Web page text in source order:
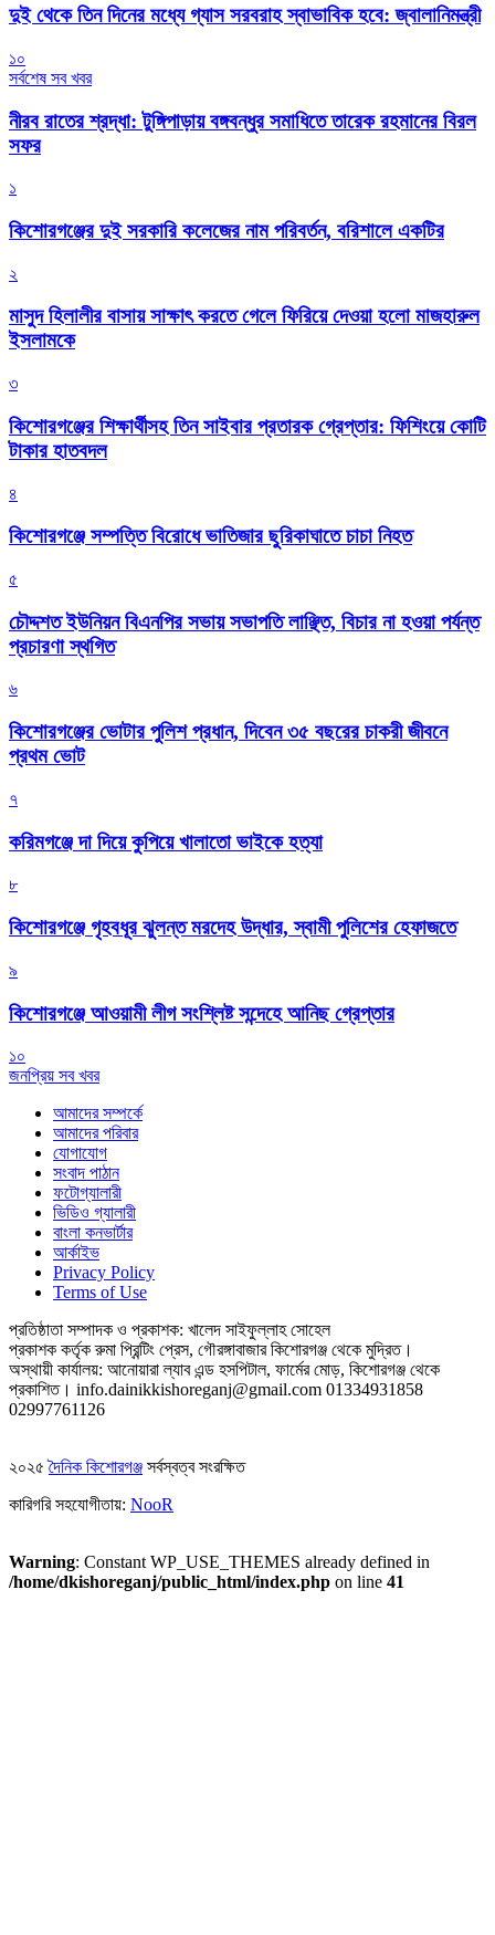
দুই থেকে তিন দিনের মধ্যে গ্যাস সরবরাহ স্বাভাবিক হবে: জ্বালানিমন্ত্রী
১০
সর্বশেষ সব খবর
নীরব রাতের শ্রদ্ধা: টুঙ্গিপাড়ায় বঙ্গবন্ধুর সমাধিতে তারেক রহমানের বিরল
সফর
১
কিশোরগঞ্জের দুই সরকারি কলেজের নাম পরিবর্তন, বরিশালে একটির
২
মাসুদ হিলালীর বাসায় সাক্ষাৎ করতে গেলে ফিরিয়ে দেওয়া হলো মাজহারুল
ইসলামকে
৩
কিশোরগঞ্জের শিক্ষার্থীসহ তিন সাইবার প্রতারক গ্রেপ্তার: ফিশিংয়ে কোটি
টাকার হাতবদল
৪
কিশোরগঞ্জে সম্পত্তি বিরোধে ভাতিজার ছুরিকাঘাতে চাচা নিহত
৫
চৌদ্দশত ইউনিয়ন বিএনপির সভায় সভাপতি লাঞ্ছিত, বিচার না হওয়া পর্যন্ত
প্রচারণা স্থগিত
৬
কিশোরগঞ্জের ভোটার পুলিশ প্রধান, দিবেন ৩৫ বছরের চাকরী জীবনে
প্রথম ভোট
৭
করিমগঞ্জে দা দিয়ে কুপিয়ে খালাতো ভাইকে হত্যা
৮
কিশোরগঞ্জে গৃহবধূর ঝুলন্ত মরদেহ উদ্ধার, স্বামী পুলিশের হেফাজতে
৯
কিশোরগঞ্জে আওয়ামী লীগ সংশ্লিষ্ট সন্দেহে আনিছ গ্রেপ্তার
১০
জনপ্রিয় সব খবর
আমাদের সম্পর্কে
আমাদের পরিবার
যোগাযোগ
সংবাদ পাঠান
ফটোগ্যালারী
ভিডিও গ্যালারী
বাংলা কনভার্টার
আর্কাইভ
Privacy Policy
Terms of Use
প্রতিষ্ঠাতা সম্পাদক ও প্রকাশক: খালেদ সাইফুল্লাহ সোহেল
প্রকাশক কর্তৃক রুমা প্রিন্টিং প্রেস, গৌরঙ্গাবাজার কিশোরগঞ্জ থেকে মুদ্রিত।
অস্থায়ী কার্যালয়: আনোয়ারা ল্যাব এন্ড হসপিটাল, ফার্মের মোড়, কিশোরগঞ্জ থেকে
প্রকাশিত। info.dainikkishoreganj@gmail.com 01334931858
02997761126
২০২৫দৈনিক কিশোরগঞ্জ সর্বস্বত্ব সংরক্ষিত
কারিগরি সহযোগীতায়: NooR
Warning: Constant WP_USE_THEMES already defined in
/home/dkishoreganj/public_html/index.php on line 41